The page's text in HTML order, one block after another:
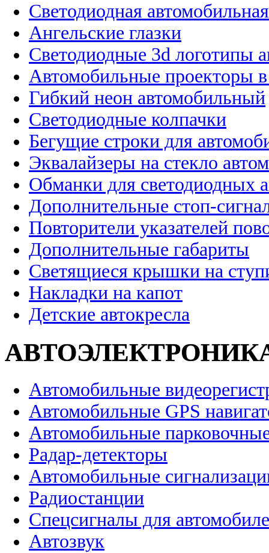
Светодиодная
Ангельские глазки
Светодиодные 3d логотипы
Автомобильные проекторы
Гибкий неон автомобильный
Светодиодные колпачки
Бегущие строки для
Эквалайзеры на стекло
Обманки для светодиодных
Дополнительные стоп-
Повторители указателей
Дополнительные габариты
Светящиеся крышки на
Накладки на капот
Детские автокресла
Автомобильные
Автомобильные GPS
Автомобильные
Радар-детекторы
Автомобильные
Радиостанции
Спецсигналы для
Автозвук